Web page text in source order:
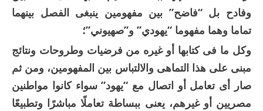
وفادح بل “فاضح” بين مفهومين ينبغى الفصل بينهما
تماما وهما مفهوما “يهودي” و”صهيوني”؛
وكل ما فى كتابها أو غيره من فرضيات وطروحات ونتائج
مبنى على هذا التماهى والالتباس بين المفهومين، ومن ثم
صار أى تعامل أو اتصال مع “يهود” سواء كانوا مواطنين
مصريين أو غيرهم، يعنى ببساطة تعاملًا مباشرًا وتطبيعًا